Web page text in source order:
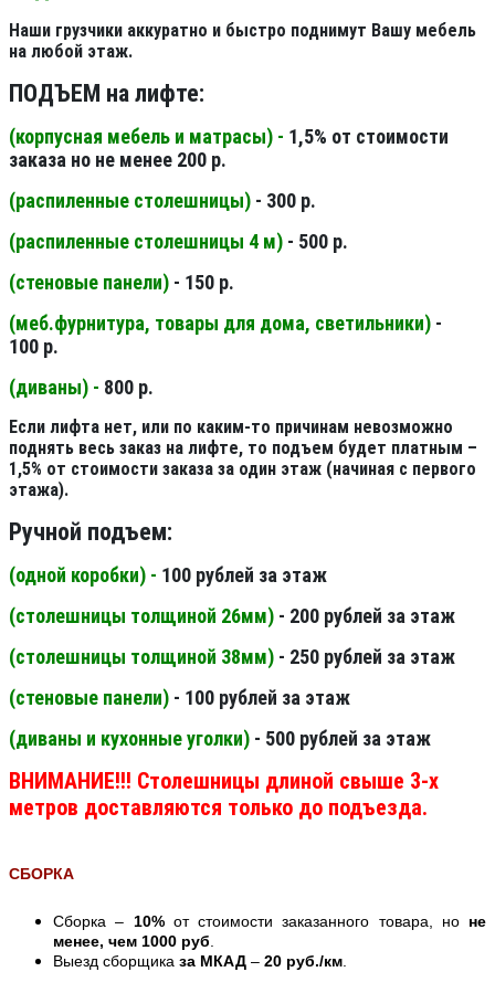
Наши грузчики аккуратно и быстро поднимут Вашу мебель
на любой этаж.
ПОДЪЕМ на лифте:
(корпусная мебель и матрасы) - 1,5% от стоимости
заказа но не менее 200 р.
(распиленные столешницы) - 300 р.
(распиленные столешницы 4 м) - 500 р.
(стеновые панели) - 150 р.
(меб.фурнитура, товары для дома, светильники) -
100 р.
(диваны) - 800 р.
Если лифта нет, или по каким-то причинам невозможно
поднять весь заказ на лифте, то подъем будет платным –
1,5% от стоимости заказа за один этаж (начиная с первого
этажа).
Ручной подъем:
(одной коробки) - 100 рублей за этаж
(столешницы толщиной 26мм) - 200 рублей за этаж
(столешницы толщиной 38мм) - 250 рублей за этаж
(стеновые панели) - 100 рублей за этаж
(диваны и кухонные уголки) - 500 рублей за этаж
ВНИМАНИЕ!!! Столешницы длиной свыше 3-х
метров доставляются только до подъезда.
СБОРКА
Сборка – 10%от стоимости заказанного товара, но не
менее, чем 1000 руб
Выезд сборщика за МКАД – 20 руб./км